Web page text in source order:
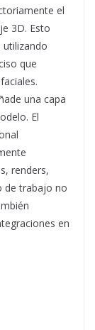
el
3D. Esto
utilizando
que
una capa
El
renders,
de trabajo no
en